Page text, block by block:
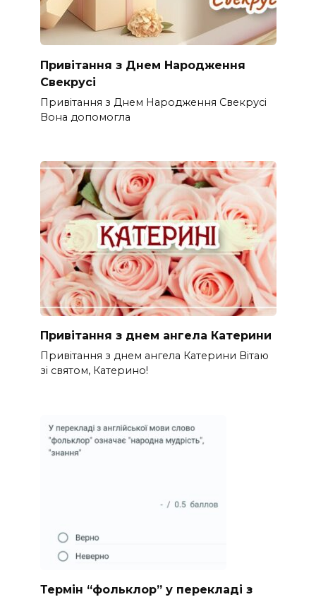
Привітання з Днем Народження
Свекрусі
Привітання з Днем Народження Свекрусі
Вона допомогла
Привітання з днем ангела Катерини
Привітання з днем ангела Катерини Вітаю
зі святом, Катерино!
Термін “фольклор” у перекладі з